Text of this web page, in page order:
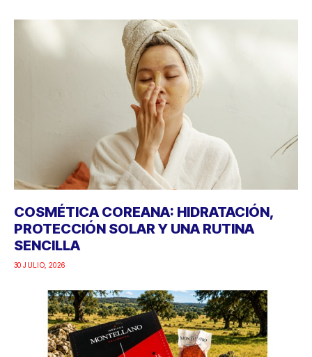
COSMÉTICA COREANA: HIDRATACIÓN,
PROTECCIÓN SOLAR Y UNA RUTINA
SENCILLA
30 JULIO, 2026